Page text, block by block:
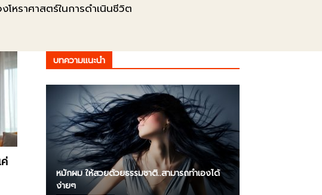
หราศาสตร์ในการดำเนินชีวิต
บทความแนะนำ
หมักผม ให้สวยด้วยธรรมชาติ..สามารถทำเองได้
ง่ายๆ